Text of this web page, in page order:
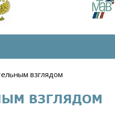
взглядом
ВЗГЛЯДОМ